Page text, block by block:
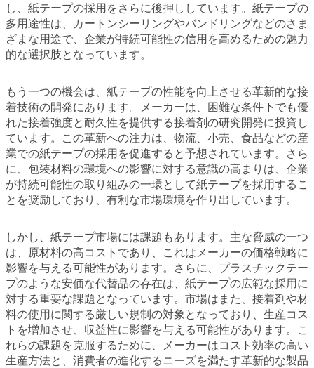
し、紙テープの採用をさらに後押ししています。紙テープの
多用途性は、カートンシーリングやバンドリングなどのさま
ざまな用途で、企業が持続可能性の信用を高めるための魅力
的な選択肢となっています。
もう一つの機会は、紙テープの性能を向上させる革新的な接
着技術の開発にあります。メーカーは、困難な条件下でも優
れた接着強度と耐久性を提供する接着剤の研究開発に投資し
ています。この革新への注力は、物流、小売、食品などの産
業での紙テープの採用を促進すると予想されています。さら
に、包装材料の環境への影響に対する意識の高まりは、企業
が持続可能性の取り組みの一環として紙テープを採用するこ
とを奨励しており、有利な市場環境を作り出しています。
しかし、紙テープ市場には課題もあります。主な脅威の一つ
は、原材料の高コストであり、これはメーカーの価格戦略に
影響を与える可能性があります。さらに、プラスチックテー
プのような安価な代替品の存在は、紙テープの広範な採用に
対する重要な課題となっています。市場はまた、接着剤や材
料の使用に関する厳しい規制の対象となっており、生産コス
トを増加させ、収益性に影響を与える可能性があります。こ
れらの課題を克服するために、メーカーはコスト効率の高い
生産方法と、消費者の進化するニーズを満たす革新的な製品